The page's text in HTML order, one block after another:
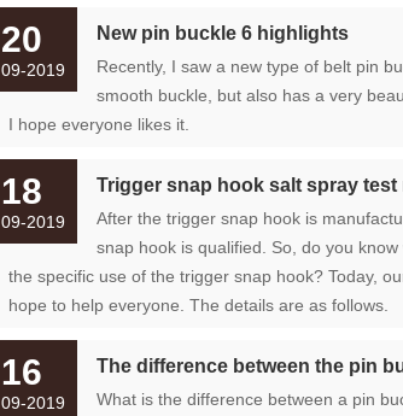
20
09-2019
New pin buckle 6 highlights
Recently, I saw a new type of belt pin
smooth buckle, but also has a very
I hope everyone likes it.
18
09-2019
Trigger snap hook salt spray test
After the trigger snap hook is
snap hook is qualified. So, do you
the specific use of the trigger snap hook? Today,
hope to help everyone. The details are as follows.
16
09-2019
The difference between the pin
What is the difference between a pin